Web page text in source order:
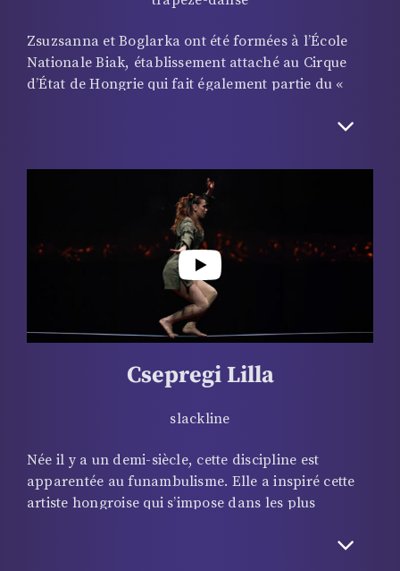
Zsuzsanna et Boglarka ont été formées à l’École
Nationale Biak, établissement attaché au Cirque
d’État de Hongrie qui fait également partie du «
deux ans un Festival International mondialement
récompense. Ces deux jeunes artistes à la plastique
irréprochable nous proposent des exercices
audacieux et parfois périlleux au trapèze.
Csepregi Lilla
slackline
Née il y a un demi-siècle, cette discipline est
apparentée au funambulisme. Elle a inspiré cette
artiste hongroise qui s’impose dans les plus
international du cirque de Wuqiao en Chine, l’un